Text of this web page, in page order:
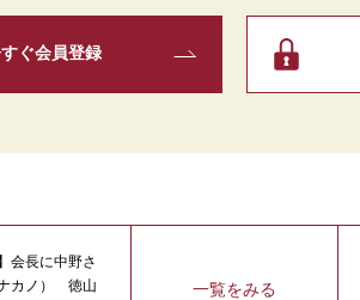
ぐ会員登録
会長に中野さ
カノ） 徳山
一覧をみる